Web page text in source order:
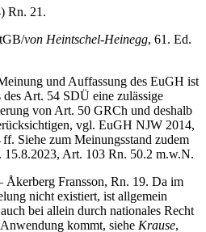
Rn. 21.
von Heintschel-Heinegg, 61. Ed.
und Auffassung des EuGH ist
Art. 54 SDÜ eine zulässige
von Art. 50 GRCh und deshalb
vgl. EuGH NJW 2014,
Siehe zum Meinungsstand zudem
15.8.2023, Art. 103 Rn. 50.2 m.w.N.
Fransson, Rn. 19. Da im
nicht existiert, ist allgemein
bei allein durch nationales Recht
kommt, siehe Krause,